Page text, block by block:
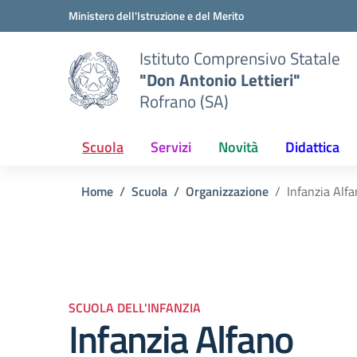
Vai ai contenuti
Vai al menu di navigazioneMinistero dell'Istruzione e del Merito
Istituto Comprensivo Statale
"Don Antonio Lettieri"
Rofrano (SA)
Scuola Servizi Novità Didattica
Home Scuola Organizzazione Infanzia
SCUOLA DELL'INFANZIA
Infanzia Alfano